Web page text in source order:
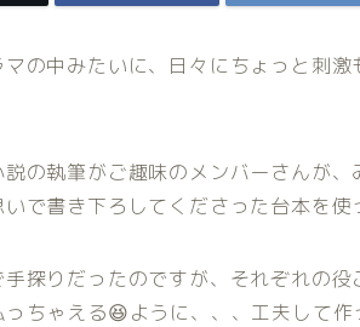
マの中みたいに、日々にちょっと刺
説の執筆がご趣味のメンバーさんが
で書き下ろしてくださった台本を使
探りだったのですが、それぞれの
ちゃえる😆ように、、、工夫して作